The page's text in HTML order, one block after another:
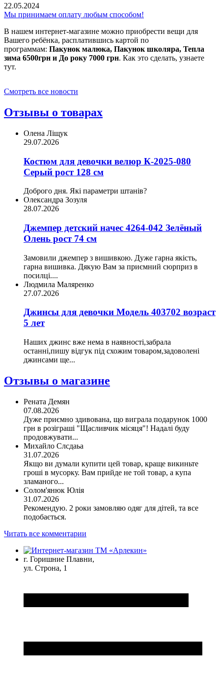
22.05.2024
Мы принимаем оплату любым способом!
В нашем интернет-магазине можно приобрести вещи для
Вашего ребёнка, расплатившись картой по
программам: Пакунок малюка, Пакунок школяра, Тепла
зима 6500грн и До року 7000 грн. Как это сделать, узнаете
тут.
Смотреть все новости
Отзывы о товарах
Олена Ліщук
29.07.2026
Костюм для девочки велюр К-2025-080
Серый рост 128 см
Доброго дня. Які параметри штанів?
Олександра Зозуля
28.07.2026
Джемпер детский начес 4264-042 Зелёный
Олень рост 74 см
Замовили джемпер з вишивкою. Дуже гарна якість,
гарна вишивка. Дякую Вам за приємний сюрприз в
посилці....
Людмила Маляренко
27.07.2026
Джинсы для девочки Модель 403702 возраст
5 лет
Наших джинс вже нема в наявності,забрала
останні,пишу відгук під схожим товаром,задоволені
джинсами ще...
Отзывы о магазине
Рената Демян
07.08.2026
Дуже приємно здивована, що виграла подарунок 1000
грн в розіграші "Щасливчик місяця"! Надалі буду
продовжувати...
Михайло Слсдаьа
31.07.2026
Якщо ви думали купити цей товар, краще викиньте
гроші в мусорку. Вам прийде не той товар, а купа
зламаного...
Солом'янюк Юлія
31.07.2026
Рекомендую. 2 роки замовляю одяг для дітей, та все
подобається.
Читать все комментарии
г. Горишние Плавни,
ул. Строна, 1